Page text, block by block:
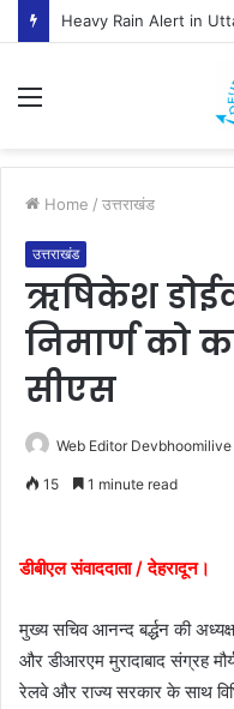
Menu
Home / उत्तराखंड
उत्तराखंड
ऋषिकेश
निमार्ण को
सीएस
Web Editor Devbhoomilive
15 1 minute read
डीबीएल संवाददाता / देहरादून।
मुख्य सचिव आनन्द बर्द्धन की
और डीआरएम मुरादाबाद संग्रह
रेलवे और राज्य सरकार के साथ